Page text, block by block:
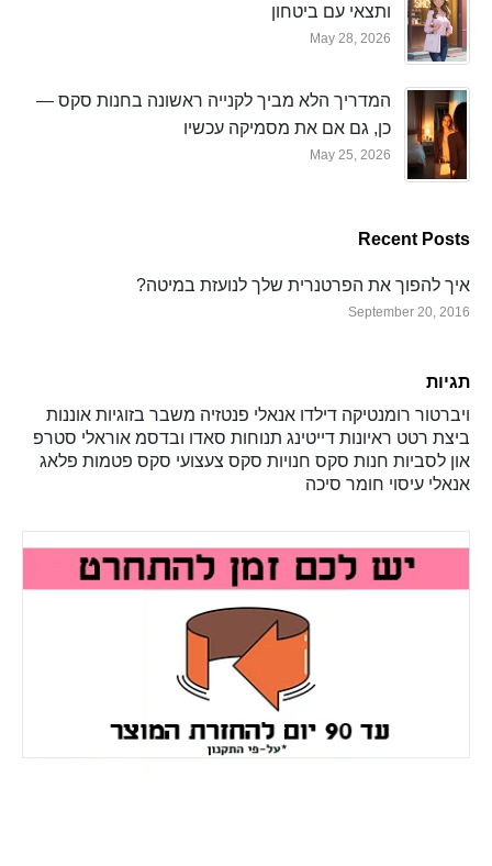
ותצאי עם ביטחון
May 28, 2026
המדריך הלא מביך לקנייה ראשונה בחנות סקס —
כן, גם אם את מסמיקה עכשיו
May 25, 2026
Recent Posts
איך להפוך את הפרטנרית שלך לנועזת במיטה?
September 20, 2016
תגיות
ויברטור רומנטיקה דילדו אנאלי פנטזיה משבר בזוגיות אוננות
ביצת רטט ראיונות דייטינג תנוחות סאדו ובדסמ אוראלי סטרפ
און לסביות חנות סקס חנויות סקס צעצועי סקס פטמות פלאג
אנאלי עיסוי חומר סיכה